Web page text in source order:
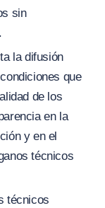
sin
la difusión
que
de los
en la
y en el
técnicos
técnicos